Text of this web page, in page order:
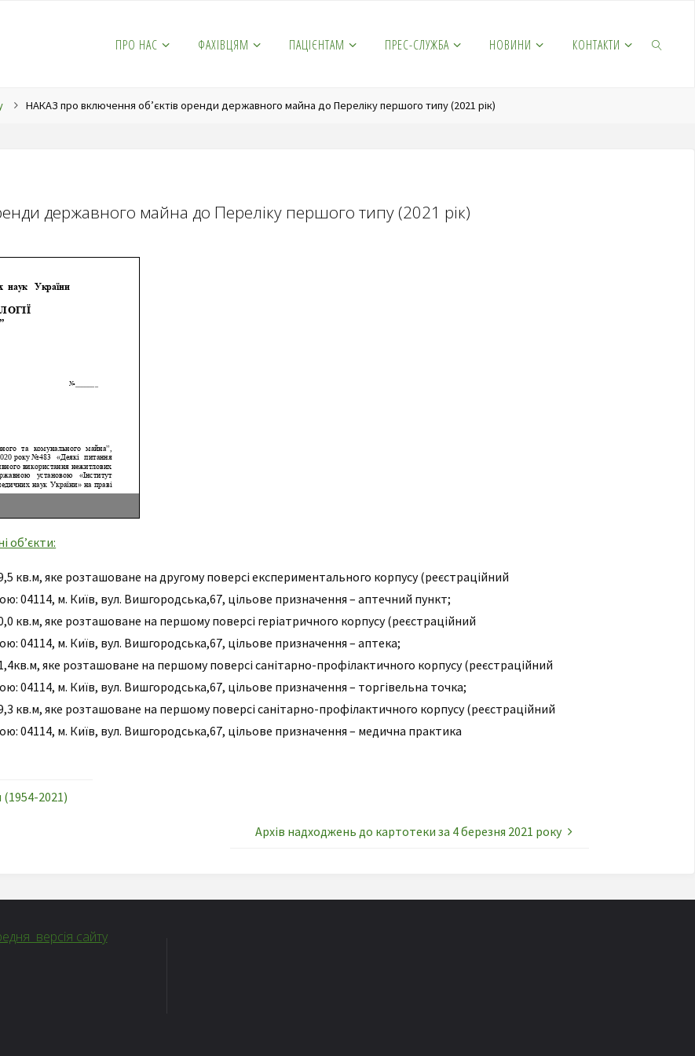
ПРО НАС ФАХІВЦЯМ ПАЦІЄНТАМ ПРЕС-СЛУЖБА НОВИНИ КОНТАКТИ
НАКАЗ про включення об’єктів оренди державного майна до Переліку першого типу (2021 рік)
державного майна до Переліку першого типу (2021 рік)
об’єкти:
яке розташоване на другому поверсі експериментального корпусу (реєстраційний
04114, м. Київ, вул. Вишгородська,67, цільове призначення – аптечний пункт;
яке розташоване на першому поверсі геріатричного корпусу (реєстраційний
04114, м. Київ, вул. Вишгородська,67, цільове призначення – аптека;
яке розташоване на першому поверсі санітарно-профілактичного корпусу (реєстраційний
04114, м. Київ, вул. Вишгородська,67, цільове призначення – торгівельна точка;
яке розташоване на першому поверсі санітарно-профілактичного корпусу (реєстраційний
04114, м. Київ, вул. Вишгородська,67, цільове призначення – медична практика
2021)
Архів надходжень до картотеки за 4 березня 2021 року
версія сайту